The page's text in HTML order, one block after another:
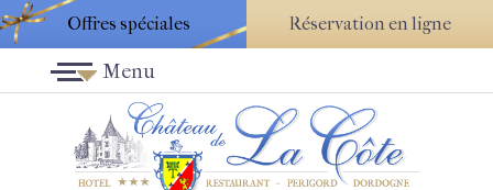
Offres spéciales Réservation en ligne
Menu